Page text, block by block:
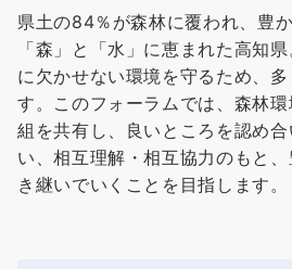
県土の84％が森林に覆われ、豊
「森」と「水」に恵まれた高知
に欠かせない環境を守るため、
す。このフォーラムでは、森林
組を共有し、良いところを認め
い、相互理解・相互協力のもと
き継いでいくことを目指します。